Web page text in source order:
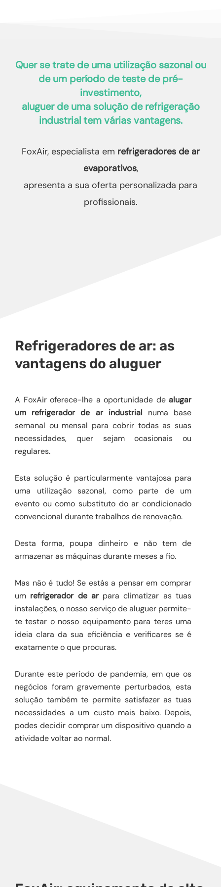
Quer se trate de uma utilização sazonal ou
de um período de teste de pré-
investimento,
aluguer de uma solução de refrigeração
industrialtem várias vantagens.
FoxAir, especialista em refrigeradores de ar
evaporativos,
apresenta a sua oferta personalizada para
profissionais.
Refrigeradores de ar: as
vantagens do aluguer
A FoxAir oferece-lhe a oportunidade de alugar
um refrigerador de ar industrial numa base
semanal ou mensal para cobrir todas as suas
necessidades, quer sejam ocasionais ou
regulares.
Esta solução é particularmente vantajosa para
uma utilização sazonal, como parte de um
evento ou como substituto do ar condicionado
convencional durante trabalhos de renovação.
Desta forma, poupa dinheiro e não tem de
armazenar as máquinas durante meses a fio.
Mas não é tudo! Se estás a pensar em comprar
um refrigerador de arpara climatizar as tuas
instalações, o nosso serviço de aluguer permite-
te testar o nosso equipamento para teres uma
ideia clara da sua eficiência e verificares se é
exatamente o que procuras.
Durante este período de pandemia, em que os
negócios foram gravemente perturbados, esta
solução também te permite satisfazer as tuas
necessidades a um custo mais baixo. Depois,
podes decidir comprar um dispositivo quando a
atividade voltar ao normal.